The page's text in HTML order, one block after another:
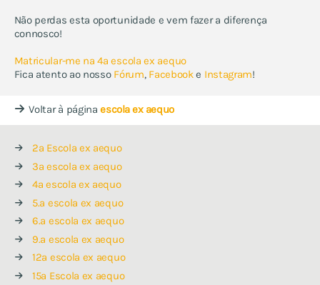
Não perdas esta oportunidade e vem fazer a diferença
connosco!
Matricular-me na 4ª escola ex aequo
Fica atento ao nosso Fórum, Facebooke Instagram!
Voltar à páginaescola ex aequo
2ª Escola ex aequo
3ª escola ex aequo
4ª escola ex aequo
5.ª escola ex aequo
6.ª escola ex aequo
9.ª escola ex aequo
12ª escola ex aequo
15ª Escola ex aequo